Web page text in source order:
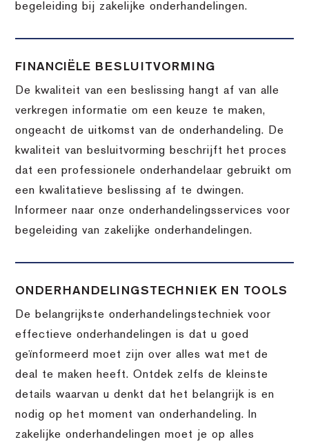
begeleiding bij zakelijke onderhandelingen.
FINANCIËLE BESLUITVORMING
De kwaliteit van een beslissing hangt af van alle
verkregen informatie om een keuze te maken,
ongeacht de uitkomst van de onderhandeling. De
kwaliteit van besluitvorming beschrijft het proces
dat een professionele onderhandelaar gebruikt om
een kwalitatieve beslissing af te dwingen.
Informeer naar onze onderhandelingsservices voor
begeleiding van zakelijke onderhandelingen.
ONDERHANDELINGSTECHNIEK EN TOOLS
De belangrijkste onderhandelingstechniek voor
effectieve onderhandelingen is dat u goed
geïnformeerd moet zijn over alles wat met de
deal te maken heeft. Ontdek zelfs de kleinste
details waarvan u denkt dat het belangrijk is en
nodig op het moment van onderhandeling. In
zakelijke onderhandelingen moet je op alles